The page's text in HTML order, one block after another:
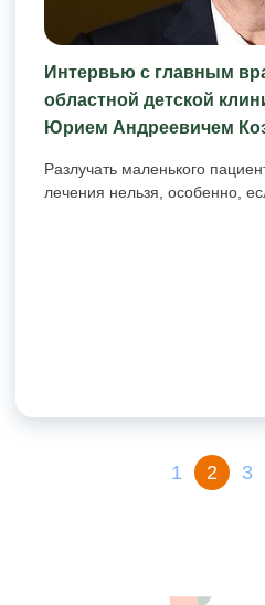
Интервью с главным
областной детской
Юрием Андреевичем
Разлучать маленького
лечения нельзя, особенно,
1 2 3